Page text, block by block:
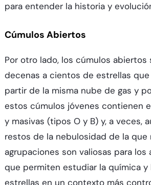
para entender la historia y
Cúmulos Abiertos
Por otro lado, los cúmulos abiertos
decenas a cientos de estrellas
partir de la misma nube de gas y
estos cúmulos jóvenes contienen
y masivas (tipos O y B) y, a veces,
restos de la nebulosidad de la que
agrupaciones son valiosas para los
que permiten estudiar la química y
estrellas en un contexto más